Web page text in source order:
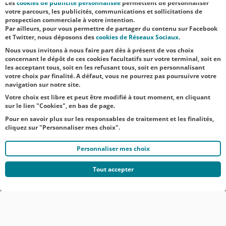
Saint-Nicaise
du Chemin-
Vert" pour
célébr...
Lescookies de publicité personnalisée permettent de personnaliser
votre parcours, les publicités, communications et sollicitations de
prospection commerciale à votre intention.
Par ailleurs, pour vous permettre de partager du contenu sur Facebook
et Twitter, nous déposons descookies de Réseaux Sociaux.
Nous vous invitons à nous faire part dès à présent de vos choix
concernant le dépôt de ces cookies facultatifs sur votre terminal, soit en
les acceptant tous, soit en les refusant tous, soit en personnalisant
votre choix par finalité. A défaut, vous ne pourrez pas poursuivre votre
navigation sur notre site.
Votre choix est libre et peut être modifié à tout moment, en cliquant
sur le lien "Cookies", en bas de page.
Pour en savoir plus sur les responsables de traitement et les finalités,
cliquez sur "Personnaliser mes choix".
Personnaliser mes choix
Tout accepter